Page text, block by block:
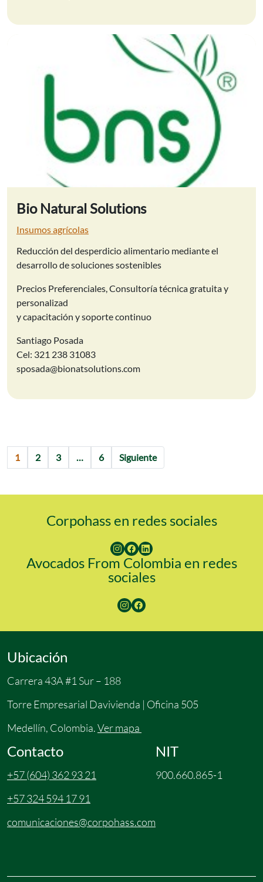
Bio Natural Solutions
Insumos agrícolas
Reducción del desperdicio alimentario mediante el
desarrollo de soluciones sostenibles
Precios Preferenciales, Consultoría técnica gratuita y
personalizad
y capacitación y soporte continuo
Santiago Posada
Cel: 321 238 31083
sposada@bionatsolutions.com
1 2 3 … 6 Siguiente
Corpohass en redes sociales
Avocados From Colombia en redes
sociales
Ubicación
Carrera 43A #1 Sur – 188
Torre Empresarial Davivienda | Oficina 505
Medellín, Colombia.Ver mapa
Contacto
+57 (604) 362 93 21
+57 324 594 17 91
comunicaciones@corpohass.com
NIT
900.660.865-1